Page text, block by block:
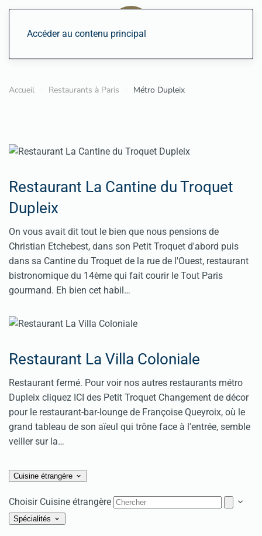
Accéder au contenu principal
Accueil Restaurants à Paris Métro Dupleix
Restaurant La Cantine du Troquet
Dupleix
On vous avait dit tout le bien que nous pensions de
Christian Etchebest, dans son Petit Troquet d'abord puis
dans sa Cantine du Troquet de la rue de l'Ouest, restaurant
bistronomique du 14ème qui fait courir le Tout Paris
gourmand. Eh bien cet habil…
Restaurant La Villa Coloniale
Restaurant fermé. Pour voir nos autres restaurants métro
Dupleix cliquez ICI des Petit Troquet Changement de décor
pour le restaurant-bar-lounge de Françoise Queyroix, où le
grand tableau de son aïeul qui trône face à l'entrée, semble
veiller sur la…
Cuisine étrangère
Choisir Cuisine étrangère
Spécialités